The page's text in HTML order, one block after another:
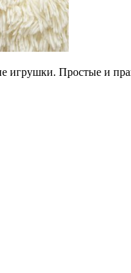
игрушки. Простые и